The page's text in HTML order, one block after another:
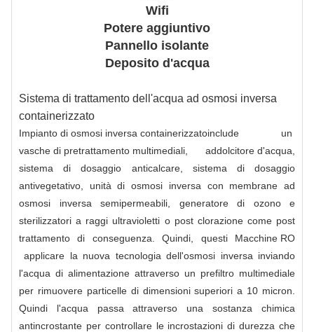
Wifi
Potere aggiuntivo
Pannello isolante
Deposito d'acqua
Sistema di trattamento dell'acqua ad osmosi inversa
containerizzato
Impianto di osmosi inversa containerizzatoinclude un
vasche di pretrattamento multimediali
addolcitore d'acqua
sistema di dosaggio anticalcare, sistema di dosaggio
antivegetativo, unità di osmosi inversa con membrane ad
osmosi inversa semipermeabili, generatore di ozono e
sterilizzatori a raggi ultravioletti o post clorazione come post
trattamento di conseguenza. Quindi, questi Macchine RO
applicare la nuova tecnologia dell'osmosi inversa inviando
l'acqua di alimentazione attraverso un prefiltro multimediale
per rimuovere particelle di dimensioni superiori a 10 micron.
Quindi l'acqua passa attraverso una sostanza chimica
antincrostante per controllare le incrostazioni di durezza che